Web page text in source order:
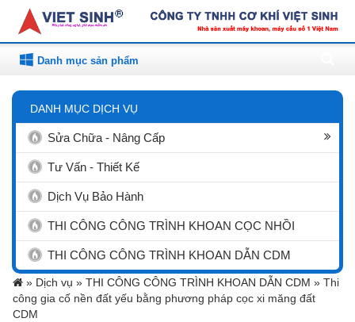
Danh mục sản phẩm
DANH MỤC DỊCH VỤ
Sửa Chữa - Nâng Cấp
Tư Vấn - Thiết Kế
Dịch Vụ Bảo Hành
THI CÔNG CÔNG TRÌNH KHOAN CỌC NHỒI
THI CÔNG CÔNG TRÌNH KHOAN DẪN CDM
» Dịch vụ » THI CÔNG CÔNG TRÌNH KHOAN DẪN CDM » Thi
công gia cố nền đất yếu bằng phương pháp cọc xi măng đất
CDM